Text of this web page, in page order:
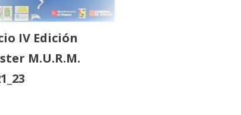
IV Edición
M.U.R.M.